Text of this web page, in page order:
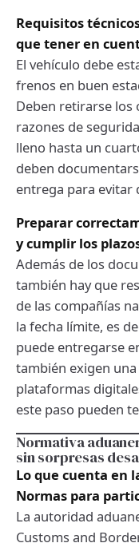
Requisitos
que tener en
El vehículo debe
frenos en buen
Deben retirarse los
razones de
lleno hasta un
deben
entrega para evitar
Preparar
y cumplir los
Además de los
también hay que
de las compañías
la fecha límite, es
puede entregarse
también exigen
plataformas
este paso pueden
Normativa
sin sorpresas
Lo que cuenta en
Normas para
La autoridad
Customs and